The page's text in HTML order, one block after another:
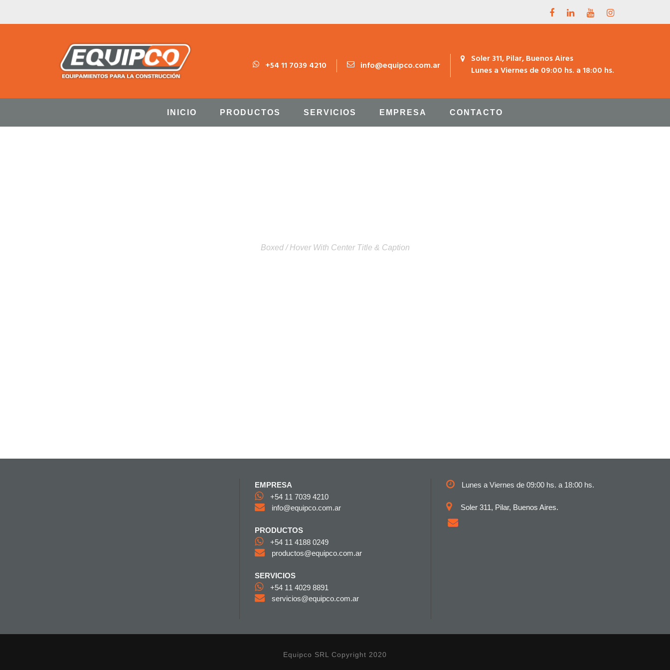
+54 11 7039 4210 info@equipco.com.ar
Soler 311, Pilar, Buenos Aires
Lunes a Viernes de 09:00 hs. a 18:00 hs.
INICIO PRODUCTOS SERVICIOS EMPRESA CONTACTO
Boxed / Hover With Center Title & Caption
EMPRESA
+54 11 7039 4210
info@equipco.com.ar
PRODUCTOS
+54 11 4188 0249
productos@equipco.com.ar
SERVICIOS
+54 11 4029 8891
servicios@equipco.com.ar
Lunes a Viernes de 09:00 hs. a 18:00 hs.
Soler 311, Pilar, Buenos Aires.
Equipco SRL Copyright 2020